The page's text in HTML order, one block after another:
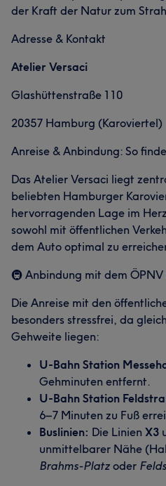
der Kraft der Natur zum
Adresse & Kontakt
Atelier Versaci
Glashüttenstraße 110
20357 Hamburg (Karoviertel)
Anreise & Anbindung: So
Das Atelier Versaci liegt
beliebten Hamburger
hervorragenden Lage im
sowohl mit öffentlichen
dem Auto optimal zu
🚇 Anbindung mit dem ÖPNV
Die Anreise mit den
besonders stressfrei, da
Gehweite liegen:
U-Bahn Station
Gehminuten entfernt.
U-Bahn Station
6–7 Minuten zu Fuß
Buslinien: Die Linien X3
unmittelbarer Nähe
Brahms-Platz oder